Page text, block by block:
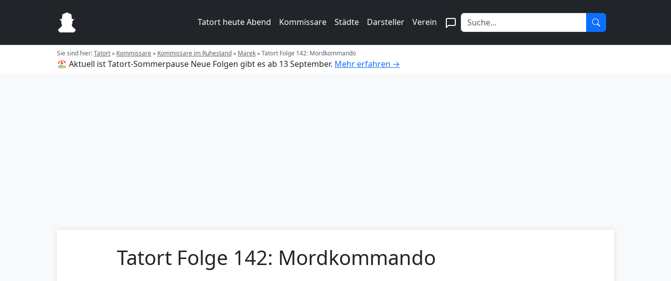
Tatort heute Abend Kommissare Städte Darsteller Verein
Sie sind hier:Tatort» Kommissare» Kommissare im Ruhestand» Marek»Tatort Folge 142: Mordkommando
🏖️ Aktuell ist Tatort-Sommerpause Neue Folgen gibt es ab 13 September. Mehr erfahren →
Tatort Folge 142: Mordkommando